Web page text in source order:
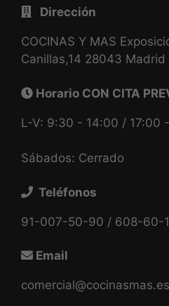
Dirección
COCINAS Y MAS
Canillas,14 28043 Madrid
Horario CON CITA
L-V: 9:30 - 14:00 / 17:00
Sábados: Cerrado
Teléfonos
91-007-50-90 / 608-60-
Email
comercial@cocinasmas.es